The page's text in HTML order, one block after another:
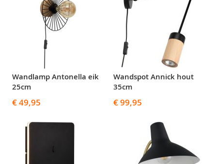
Wandlamp Antonella eik
25cm
€ 49,95
Wandspot Annick hout
35cm
€ 99,95